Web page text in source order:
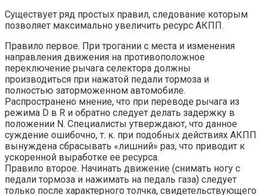
Существует ряд простых правил, следование которым
позволяет максимально увеличить ресурс АКПП.
Правило первое. При трогании с места и изменения
направления движения на противоположное
переключение рычага селектора должны
производиться при нажатой педали тормоза и
полностью заторможенном автомобиле.
Распространено мнение, что при переводе рычага из
режима D в R и обратно следует делать задержку в
положении N. Специалисты утверждают, что данное
суждение ошибочно, т. к. при подобных действиях АКПП
вынуждена сбрасывать «лишний» раз, что приводит к
ускоренной выработке ее ресурса.
Правило второе. Начинать движение (снимать ногу с
педали тормоза и нажимать на педаль газа) следует
только после характерного толчка, свидетельствующего